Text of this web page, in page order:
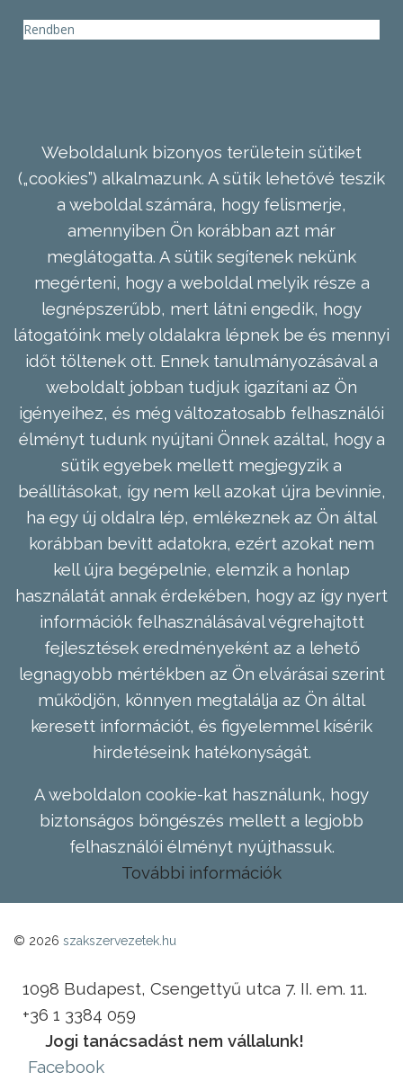
Rendben
Weboldalunk bizonyos területein sütiket
(„cookies”) alkalmazunk. A sütik lehetővé teszik
a weboldal számára, hogy felismerje,
amennyiben Ön korábban azt már
meglátogatta. A sütik segítenek nekünk
megérteni, hogy a weboldal melyik része a
legnépszerűbb, mert látni engedik, hogy
látogatóink mely oldalakra lépnek be és mennyi
időt töltenek ott. Ennek tanulmányozásával a
weboldalt jobban tudjuk igazítani az Ön
igényeihez, és még változatosabb felhasználói
élményt tudunk nyújtani Önnek azáltal, hogy a
sütik egyebek mellett megjegyzik a
beállításokat, így nem kell azokat újra bevinnie,
ha egy új oldalra lép, emlékeznek az Ön által
korábban bevitt adatokra, ezért azokat nem
kell újra begépelnie, elemzik a honlap
használatát annak érdekében, hogy az így nyert
információk felhasználásával végrehajtott
fejlesztések eredményeként az a lehető
legnagyobb mértékben az Ön elvárásai szerint
működjön, könnyen megtalálja az Ön által
keresett információt, és figyelemmel kísérik
hirdetéseink hatékonyságát.
A weboldalon cookie-kat használunk, hogy
biztonságos böngészés mellett a legjobb
felhasználói élményt nyújthassuk.
További információk
© 2026 szakszervezetek.hu
1098 Budapest, Csengettyű utca 7. II. em. 11.
+36 1 3384 059
Jogi tanácsadást nem vállalunk!
Facebook